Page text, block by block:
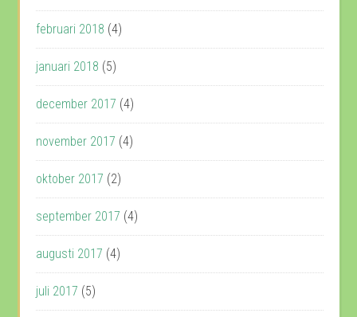
februari 2018 (4)
januari 2018 (5)
december 2017 (4)
november 2017 (4)
oktober 2017 (2)
september 2017 (4)
augusti 2017 (4)
juli 2017 (5)